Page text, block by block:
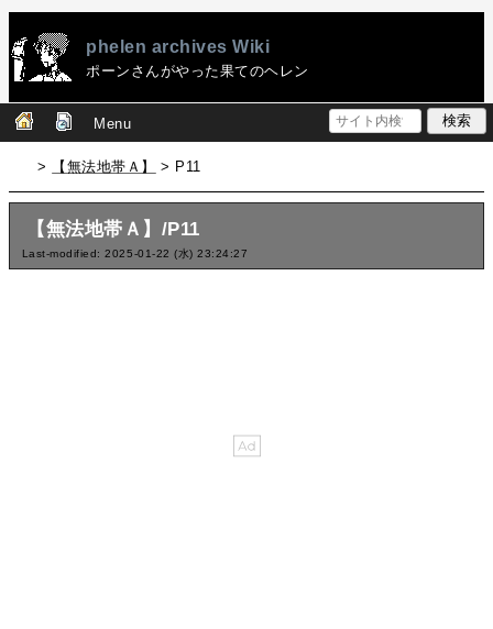
phelen archives Wiki
ポーンさんがやった果てのヘレン
Menu
> 【無法地帯Ａ】 > P11
【無法地帯Ａ】/P11
Last-modified: 2025-01-22 (水) 23:24:27